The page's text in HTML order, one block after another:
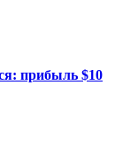
прибыль $10